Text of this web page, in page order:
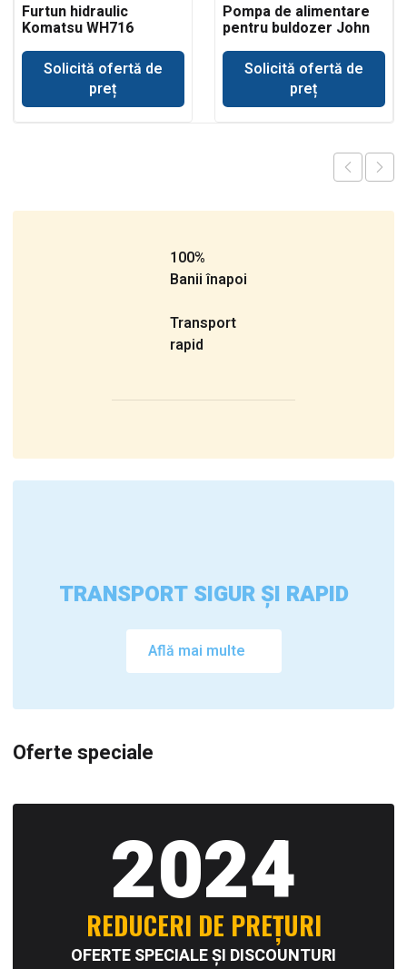
Furtun hidraulic
Komatsu WH716
Solicită ofertă de
preț
Pompa de alimentare
pentru buldozer John
Solicită ofertă de
preț
100%
Banii înapoi
Transport
rapid
TRANSPORT SIGUR ȘI RAPID
Află mai multe
Oferte speciale
2024
REDUCERI DE PREȚURI
OFERTE SPECIALE ȘI DISCOUNTURI